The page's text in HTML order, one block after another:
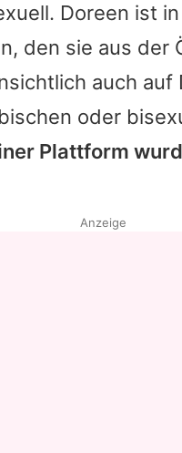
Doreen ist
den sie aus
auch
oder
Plattform
Anzeige